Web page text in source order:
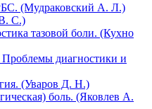
(Мудраковский А. Л.)
С.)
тазовой боли. (Кухно
Проблемы диагностики и
(Уваров Д. Н.)
боль. (Яковлев А.